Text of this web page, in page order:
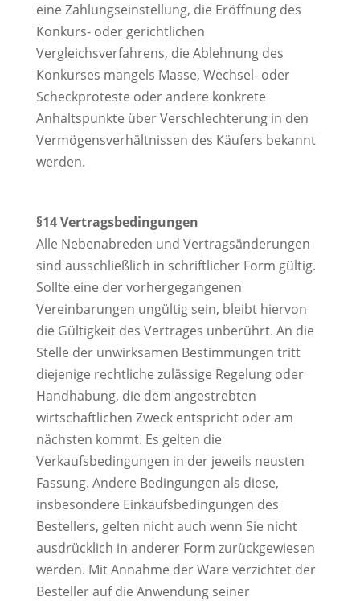
eine Zahlungseinstellung, die Eröffnung des
Konkurs- oder gerichtlichen
Vergleichsverfahrens, die Ablehnung des
Konkurses mangels Masse, Wechsel- oder
Scheckproteste oder andere konkrete
Anhaltspunkte über Verschlechterung in den
Vermögensverhältnissen des Käufers bekannt
werden.
§14 Vertragsbedingungen
Alle Nebenabreden und Vertragsänderungen
sind ausschließlich in schriftlicher Form gültig.
Sollte eine der vorhergegangenen
Vereinbarungen ungültig sein, bleibt hiervon
die Gültigkeit des Vertrages unberührt. An die
Stelle der unwirksamen Bestimmungen tritt
diejenige rechtliche zulässige Regelung oder
Handhabung, die dem angestrebten
wirtschaftlichen Zweck entspricht oder am
nächsten kommt. Es gelten die
Verkaufsbedingungen in der jeweils neusten
Fassung. Andere Bedingungen als diese,
insbesondere Einkaufsbedingungen des
Bestellers, gelten nicht auch wenn Sie nicht
ausdrücklich in anderer Form zurückgewiesen
werden. Mit Annahme der Ware verzichtet der
Besteller auf die Anwendung seiner